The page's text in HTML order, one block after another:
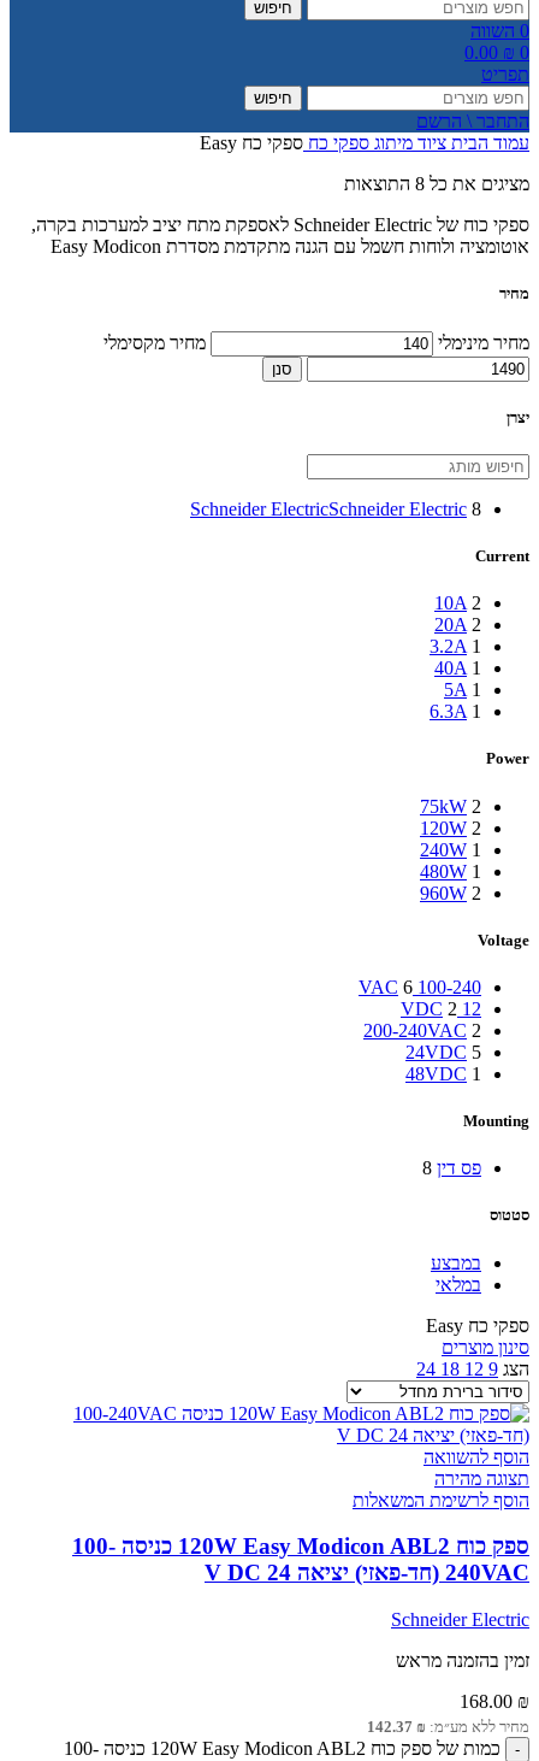
חיפוש
0 השווה
0
0.00 ₪
תפריט
חיפוש
התחבר \ הרשם
עמוד הבית ציוד מיתוג ספקי כח ספקי כח Easy
מציגים את כל ⁦8⁩ התוצאות
ספקי כוח של Schneider Electric לאספקת מתח יציב למערכות בקרה,
אוטומציה ולוחות חשמל עם הגנה מתקדמת מסדרת Easy Modicon
מחיר
מחיר מינימלי מחיר מקסימלי
סנן
יצרן
Schneider ElectricSchneider Electric 8
Current
10A 2
20A 2
3.2A 1
40A 1
5A 1
6.3A 1
Power
75kW 2
120W 2
240W 1
480W 1
960W 2
Voltage
100-240 VAC
6
12 VDC
2
200-240VAC 2
24VDC 5
48VDC 1
Mounting
פס דין 8
סטטוס
במבצע
במלאי
ספקי כח Easy
סינון מוצרים
הצג 9
12
18
24
הוסף להשוואה
תצוגה מהירה
הוסף לרשימת המשאלות
ספק כוח 120W Easy Modicon ABL2 כניסה 100-
240VAC (חד-פאזי) יציאה 24 V DC
Schneider Electric
זמין בהזמנה מראש
168.00 ₪
מחיר ללא מע״מ: 142.37 ₪
כמות של ספק כוח 120W Easy Modicon ABL2 כניסה 100-